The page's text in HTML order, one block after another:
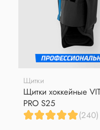
Щитки
Щитки хоккейные
PRO S25
(240)